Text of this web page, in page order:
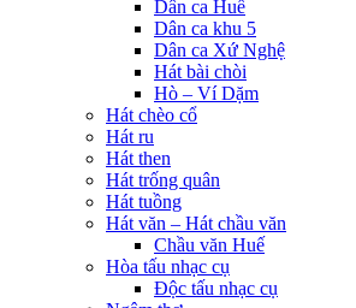
Dân ca Huế
Dân ca khu 5
Dân ca Xứ Nghệ
Hát bài chòi
Hò – Ví Dặm
Hát chèo cổ
Hát ru
Hát then
Hát trống quân
Hát tuồng
Hát văn – Hát chầu văn
Chầu văn Huế
Hòa tấu nhạc cụ
Độc tấu nhạc cụ